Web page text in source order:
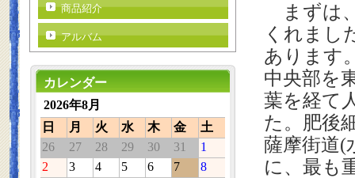
まずは
くれまし
あります
中央部を
葉を経て
た。 肥後
薩摩街道(
に、最も
商品紹介
アルバム
カレンダー
2026年8月
日
月 火 水 木 金
土
26
27 28 29 30 31
1
2
3 4 5 6 7
8